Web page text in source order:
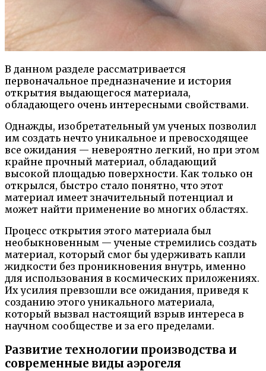
В данном разделе рассматривается
первоначальное предназначение и история
открытия выдающегося материала,
обладающего очень интересными свойствами.
Однажды, изобретательный ум ученых позволил
им создать нечто уникальное и превосходящее
все ожидания — невероятно легкий, но при этом
крайне прочный материал, обладающий
высокой площадью поверхности. Как только он
открылся, быстро стало понятно, что этот
материал имеет значительный потенциал и
может найти применение во многих областях.
Процесс открытия этого материала был
необыкновенным — ученые стремились создать
материал, который смог бы удерживать капли
жидкости без проникновения внутрь, именно
для использования в космических приложениях.
Их усилия превзошли все ожидания, приведя к
созданию этого уникального материала,
который вызвал настоящий взрыв интереса в
научном сообществе и за его пределами.
Развитие технологии производства и
современные виды аэрогеля